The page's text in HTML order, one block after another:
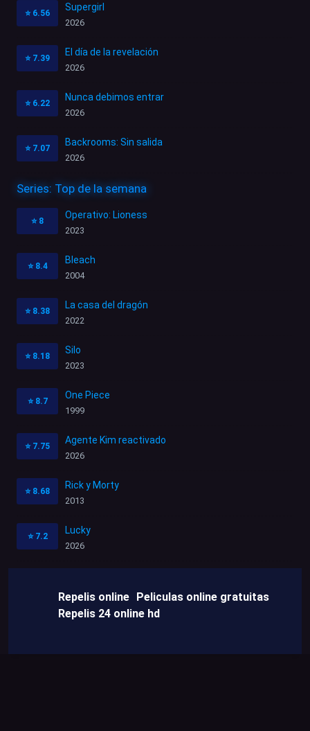
⭐ 6.56
Supergirl
2026
⭐ 7.39
El día de la revelación
2026
⭐ 6.22
Nunca debimos entrar
2026
⭐ 7.07
Backrooms: Sin salida
2026
Series: Top de la semana
⭐ 8
Operativo: Lioness
2023
⭐ 8.4
Bleach
2004
⭐ 8.38
La casa del dragón
2022
⭐ 8.18
Silo
2023
⭐ 8.7
One Piece
1999
⭐ 7.75
Agente Kim reactivado
2026
⭐ 8.68
Rick y Morty
2013
⭐ 7.2
Lucky
2026
Repelis online Peliculas online gratuitas
Repelis 24 online hd